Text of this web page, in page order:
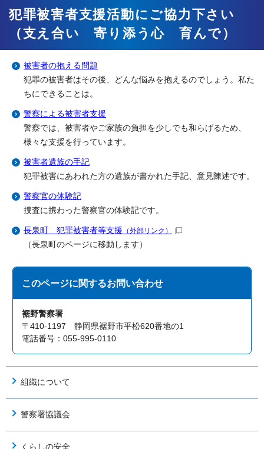
犯罪被害者支援活動にご協力下さい
（支え合い 寄り添う心 育んで）
被害者の抱える問題
犯罪の被害者はその後、どんな悩みを抱えるのでしょう。私た
ちにできることは。
警察による被害者支援
警察では、被害者やご家族の負担を少しでも和らげるため、
様々な支援を行っています。
被害者遺族の手記
犯罪被害にあわれた方の遺族が書かれた手記、意見陳述です。
警察官の体験記
捜査に携わった警察官の体験記です。
長泉町 犯罪被害者等支援 （外部リンク）
（長泉町のページに移動します）
このページに関するお問い合わせ
裾野警察署
〒410-1197 静岡県裾野市平松620番地の1
電話番号：055-995-0110
組織について
警察署協議会
くらしの安全